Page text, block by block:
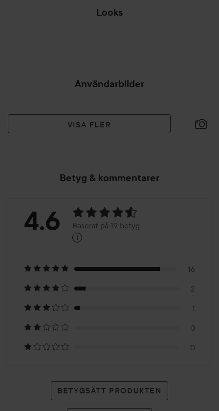
Looks
Användarbilder
VISA FLER
Betyg & kommentarer
Betyg:
Baserat
på
19
betyg
4.6 Baserat på 19 betyg
i
16
2
1
0
0
BETYGSÄTT PRODUKTEN